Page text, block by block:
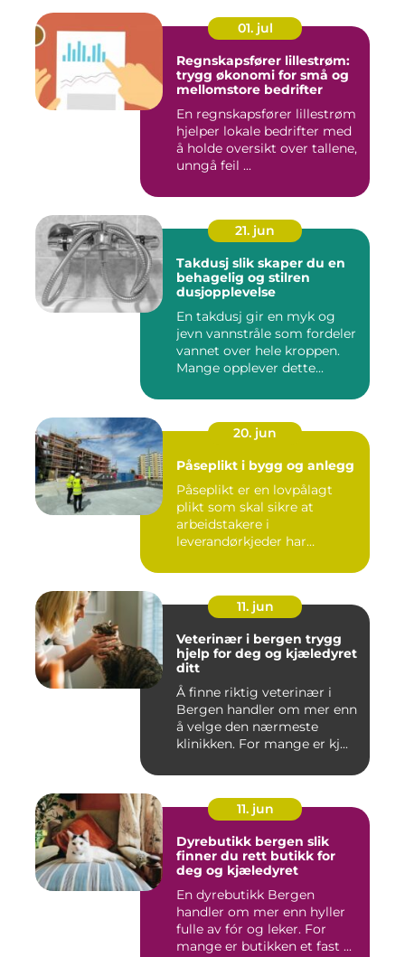
01. jul
Regnskapsfører lillestrøm:
trygg økonomi for små og
mellomstore bedrifter
En regnskapsfører lillestrøm
hjelper lokale bedrifter med
å holde oversikt over tallene,
unngå feil ...
21. jun
Takdusj slik skaper du en
behagelig og stilren
dusjopplevelse
En takdusj gir en myk og
jevn vannstråle som fordeler
vannet over hele kroppen.
Mange opplever dette...
20. jun
Påseplikt i bygg og anlegg
Påseplikt er en lovpålagt
plikt som skal sikre at
arbeidstakere i
leverandørkjeder har
11. jun
Veterinær i bergen trygg
hjelp for deg og kjæledyret
ditt
Å finne riktig veterinær i
Bergen handler om mer enn
å velge den nærmeste
klinikken. For mange er kj...
11. jun
Dyrebutikk bergen slik
finner du rett butikk for
deg og kjæledyret
En dyrebutikk Bergen
handler om mer enn hyller
fulle av fór og leker. For
mange er butikken et fast ...